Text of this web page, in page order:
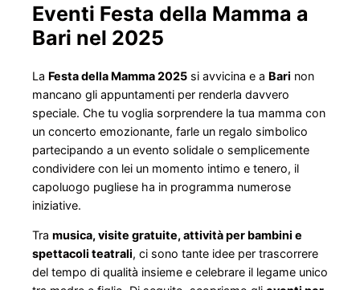
Eventi Festa della Mamma a
Bari nel 2025
La Festa della Mamma 2025 si avvicina e a Bari non
mancano gli appuntamenti per renderla davvero
speciale. Che tu voglia sorprendere la tua mamma con
un concerto emozionante, farle un regalo simbolico
partecipando a un evento solidale o semplicemente
condividere con lei un momento intimo e tenero, il
capoluogo pugliese ha in programma numerose
iniziative.
Tra musica, visite gratuite, attività per bambini e
spettacoli teatrali, ci sono tante idee per trascorrere
del tempo di qualità insieme e celebrare il legame unico